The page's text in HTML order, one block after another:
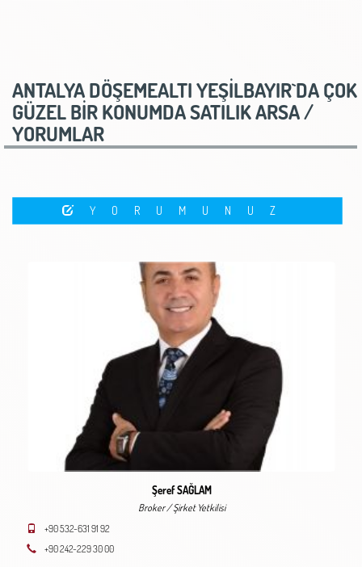
ANTALYA DÖŞEMEALTI YEŞİLBAYIR`DA ÇOK
GÜZEL BİR KONUMDA SATILIK ARSA /
YORUMLAR
YORUMUNUZ
Şeref SAĞLAM
Broker / Şirket Yetkilisi
+90 532-631 91 92
+90 242-229 30 00